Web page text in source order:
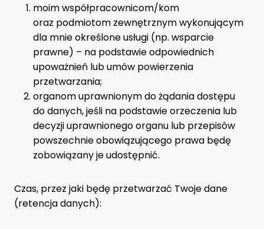
moim współpracownicom/kom
oraz podmiotom zewnętrznym wykonującym
dla mnie określone usługi (np. wsparcie
prawne) – na podstawie odpowiednich
upoważnień lub umów powierzenia
przetwarzania;
organom uprawnionym do żądania dostępu
do danych, jeśli na podstawie orzeczenia lub
decyzji uprawnionego organu lub przepisów
powszechnie obowiązującego prawa będę
zobowiązany je udostępnić.
Czas, przez jaki będę przetwarzać Twoje dane
(retencja danych):